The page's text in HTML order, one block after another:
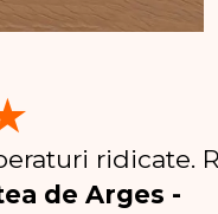
ridicate.
de Arges -